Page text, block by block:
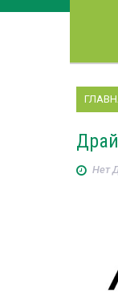
Нет